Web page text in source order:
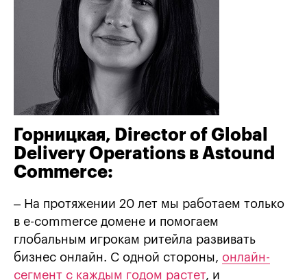
Горницкая, Director of Global
Delivery Operations в Astound
Commerce:
– На протяжении 20 лет мы работаем только
в e-commerce домене и помогаем
глобальным игрокам ритейла развивать
бизнес онлайн. С одной стороны, онлайн-
сегмент с каждым годом растет, и